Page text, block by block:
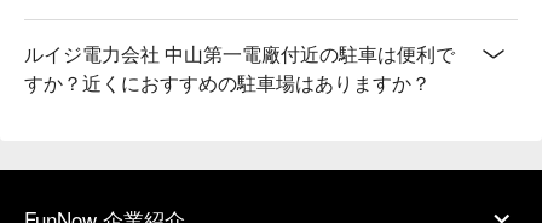
ルイジ電力会社 中山第一電廠付近の駐車は便利で
すか？近くにおすすめの駐車場はありますか？